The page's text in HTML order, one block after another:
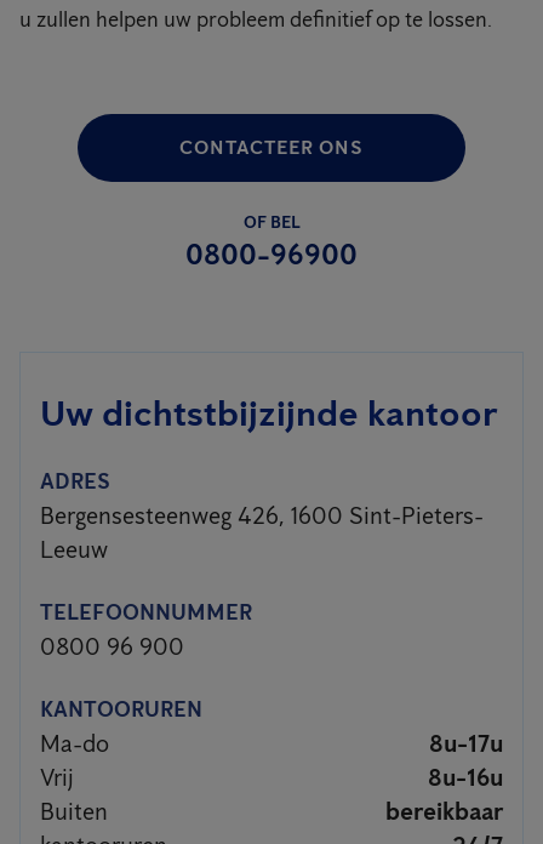
u zullen helpen uw probleem definitief op te lossen.
CONTACTEER ONS
OF BEL
0800-96900
Uw dichtstbijzijnde kantoor
ADRES
Bergensesteenweg 426, 1600 Sint-Pieters-
Leeuw
TELEFOONNUMMER
0800 96 900
KANTOORUREN
Ma-do
8u-17u
Vrij
8u-16u
Buiten
bereikbaar